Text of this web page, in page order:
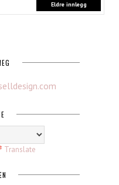
Eldre innlegg
Translate